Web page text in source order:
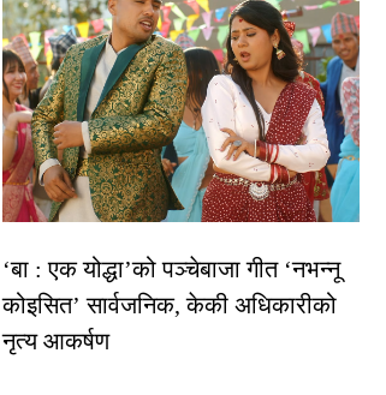
‘बा : एक योद्धा’को पञ्चेबाजा गीत ‘नभन्नू
कोइसित’ सार्वजनिक, केकी अधिकारीको
नृत्य आकर्षण